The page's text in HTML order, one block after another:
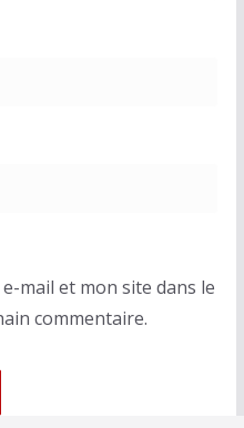
mail et mon site dans le
commentaire.